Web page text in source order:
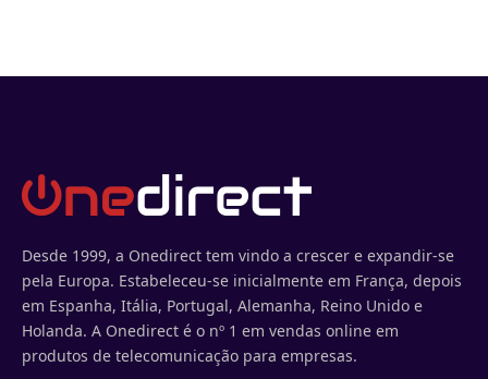
Desde 1999, a Onedirect tem vindo a crescer e expandir-se
pela Europa. Estabeleceu-se inicialmente em França, depois
em Espanha, Itália, Portugal, Alemanha, Reino Unido e
Holanda. A Onedirect é o nº 1 em vendas online em
produtos de telecomunicação para empresas.